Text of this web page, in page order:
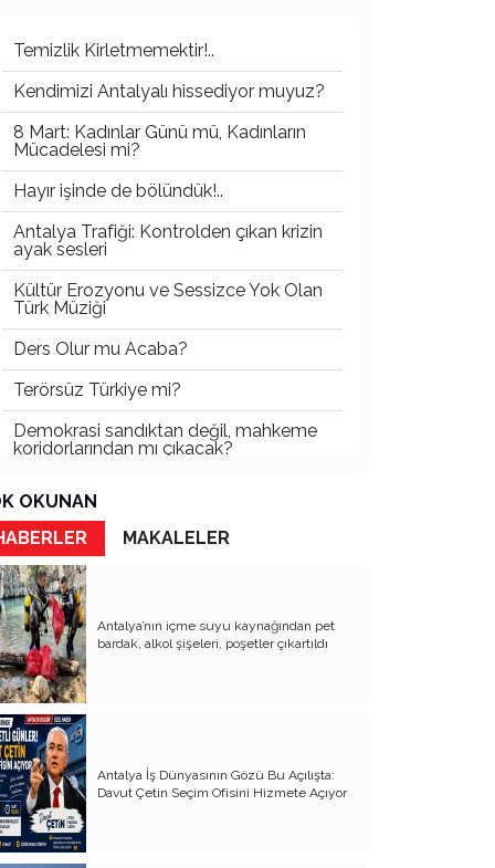
Temizlik Kirletmemektir!..
Kendimizi Antalyalı hissediyor muyuz?
8 Mart: Kadınlar Günü mü, Kadınların
Mücadelesi mi?
Hayır işinde de bölündük!..
Antalya Trafiği: Kontrolden çıkan krizin
ayak sesleri
Kültür Erozyonu ve Sessizce Yok Olan
Türk Müziği
Ders Olur mu Acaba?
Terörsüz Türkiye mi?
Demokrasi sandıktan değil, mahkeme
koridorlarından mı çıkacak?
Gazetecinin kaderi!..
Turizmde Herşey Dahil Sistemi
tartışılmalı
MB Başkanı ve Şimşek’e
Padişahın Vergi Deneyi!..
Erdoğan ve Özel’e açık mektup!..
Bahçeli siyasetin zirvesine oturdu!..
Artık yeter!.. Başka Antalya yok!..
Milli Eğitim cemaatlere mi teslim
ediliyor?
Liyakatın Gözyaşları!..
OKUNAN
MAKALELER
Antalya’nın içme suyu kaynağından pet
bardak, alkol şişeleri, poşetler çıkartıldı
Antalya İş Dünyasının Gözü Bu Açılışta:
Davut Çetin Seçim Ofisini Hizmete Açıyor